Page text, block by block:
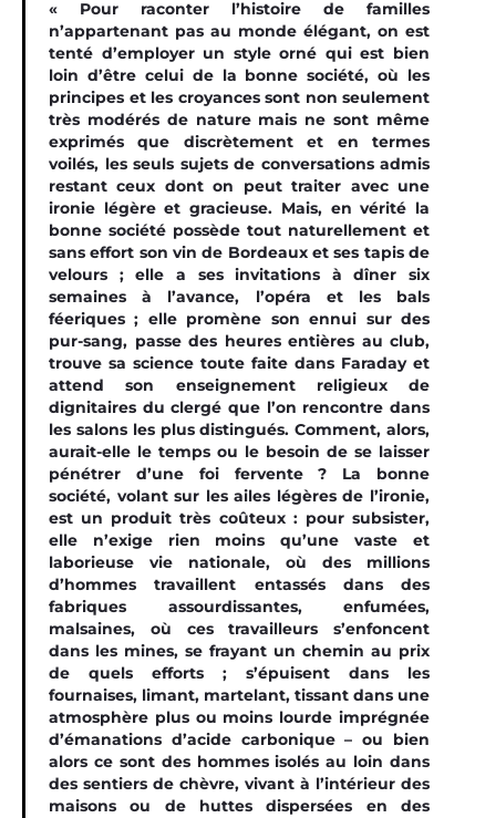
« Pour raconter l’histoire de familles
n’appartenant pas au monde élégant, on est
tenté d’employer un style orné qui est bien
loin d’être celui de la bonne société, où les
principes et les croyances sont non seulement
très modérés de nature mais ne sont même
exprimés que discrètement et en termes
voilés, les seuls sujets de conversations admis
restant ceux dont on peut traiter avec une
ironie légère et gracieuse. Mais, en vérité la
bonne société possède tout naturellement et
sans effort son vin de Bordeaux et ses tapis de
velours ; elle a ses invitations à dîner six
semaines à l’avance, l’opéra et les bals
féeriques ; elle promène son ennui sur des
pur-sang, passe des heures entières au club,
trouve sa science toute faite dans Faraday et
attend son enseignement religieux de
dignitaires du clergé que l’on rencontre dans
les salons les plus distingués. Comment, alors,
aurait-elle le temps ou le besoin de se laisser
pénétrer d’une foi fervente ? La bonne
société, volant sur les ailes légères de l’ironie,
est un produit très coûteux : pour subsister,
elle n’exige rien moins qu’une vaste et
laborieuse vie nationale, où des millions
d’hommes travaillent entassés dans des
fabriques assourdissantes, enfumées,
malsaines, où ces travailleurs s’enfoncent
dans les mines, se frayant un chemin au prix
de quels efforts ; s’épuisent dans les
fournaises, limant, martelant, tissant dans une
atmosphère plus ou moins lourde imprégnée
d’émanations d’acide carbonique – ou bien
alors ce sont des hommes isolés au loin dans
des sentiers de chèvre, vivant à l’intérieur des
maisons ou de huttes dispersées en des